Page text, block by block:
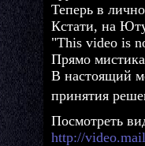
Теперь в
Кстати, на
"This video is
Прямо
В настоящий
принятия
Посмотреть
http://